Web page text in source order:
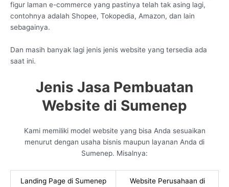
figur laman e-commerce yang pastinya telah tak asing lagi,
contohnya adalah Shopee, Tokopedia, Amazon, dan lain
sebagainya.
Dan masih banyak lagi jenis jenis website yang tersedia ada
saat ini.
Jenis Jasa Pembuatan
Website di Sumenep
Kami memiliki model website yang bisa Anda sesuaikan
menurut dengan usaha bisnis maupun layanan Anda di
Sumenep. Misalnya:
Landing Page di Sumenep
Website Perusahaan di